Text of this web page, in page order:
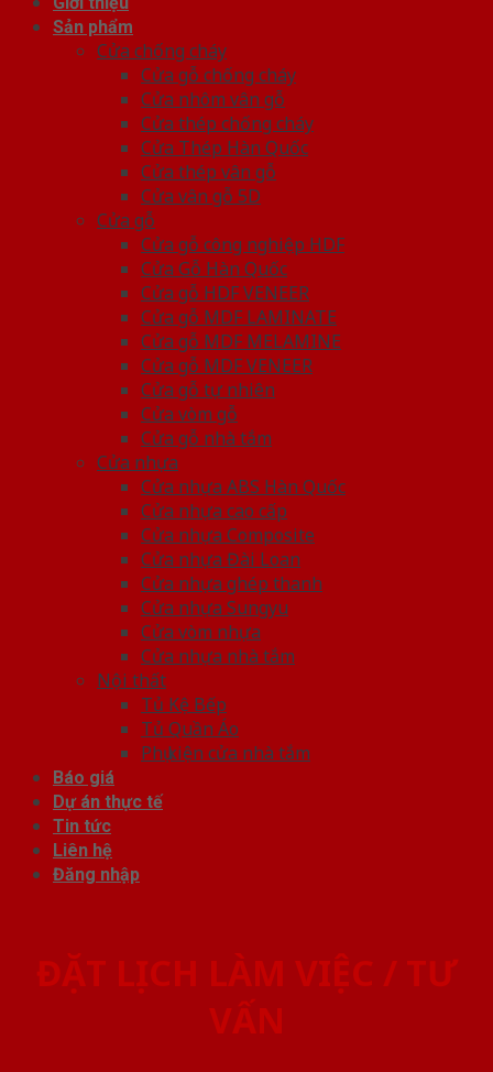
Sản phẩm
Cửa chống cháy
Cửa gỗ chống cháy
Cửa nhôm vân gỗ
Cửa thép chống cháy
Cửa Thép Hàn Quốc
Cửa thép vân gỗ
Cửa vân gỗ 5D
Cửa gỗ
Cửa gỗ công nghiệp HDF
Cửa Gỗ Hàn Quốc
Cửa gỗ HDF VENEER
Cửa gỗ MDF LAMINATE
Cửa gỗ MDF MELAMINE
Cửa gỗ MDF VENEER
Cửa gỗ tự nhiên
Cửa vòm gỗ
Cửa gỗ nhà tắm
Cửa nhựa
Cửa nhựa ABS Hàn Quốc
Cửa nhựa cao cấp
Cửa nhựa Composite
Cửa nhựa Đài Loan
Cửa nhựa ghép thanh
Cửa nhựa Sungyu
Cửa vòm nhựa
Cửa nhựa nhà tắm
Nội thất
Tủ Kệ Bếp
Tủ Quần Áo
Phụ kiện cửa nhà tắm
Báo giá
Dự án thực tế
Tin tức
Liên hệ
Đăng nhập
ĐẶT LỊCH LÀM VIỆC / TƯ
VẤN